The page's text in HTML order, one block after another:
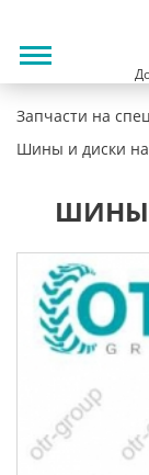
Запчасти на
Шины и диски на
ШИНЫ